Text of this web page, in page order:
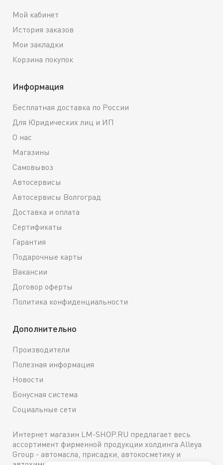
Мой кабинет
История заказов
Мои закладки
Корзина покупок
Информация
Бесплатная доставка по России
Для Юридических лиц и ИП
О нас
Магазины
Самовывоз
Автосервисы
Автосервисы Волгоград
Доставка и оплата
Сертификаты
Гарантия
Подарочные карты
Вакансии
Договор оферты
Политика конфиденциальности
Дополнительно
Производители
Полезная информация
Новости
Бонусная система
Социальные сети
Интернет магазин LM-SHOP.RU предлагает весь
ассортимент фирменной продукции холдинга Alleya
Group - автомасла, присадки, автокосметику и